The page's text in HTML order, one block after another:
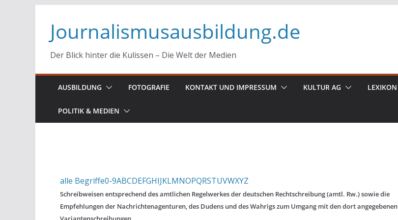
Inhalt
springen
Journalismusausbildung.de
Der Blick hinter die Kulissen – Die Welt der Medien
AUSBILDUNG FOTOGRAFIE KONTAKT UND IMPRESSUM KULTUR AG LEXIKON
POLITIK & MEDIEN
alle Begriffe0-9ABCDEFGHIJKLMNOPQRSTUVWXYZ
Schreibweisen entsprechend des amtlichen Regelwerkes der deutschen Rechtschreibung (amtl. Rw.) sowie die
Empfehlungen der Nachrichtenagenturen, des Dudens und des Wahrigs zum Umgang mit den dort angegebenen